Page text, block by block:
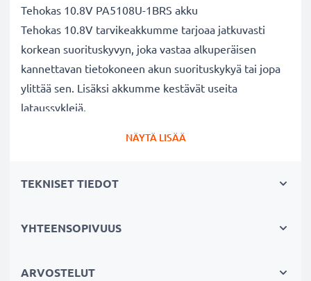
Tehokas 10.8V PA5108U-1BRS akku
Tehokas 10.8V tarvikeakkumme tarjoaa jatkuvasti
korkean suorituskyvyn, joka vastaa alkuperäisen
kannettavan tietokoneen akun suorituskykyä tai jopa
ylittää sen. Lisäksi akkumme kestävät useita
lataussyklejä.
kokonaan korkeimmat EU-standardit ja enemmänkin -
Kestävä valinta
NÄYTÄ LISÄÄ
TEKNISET TIEDOT
YHTEENSOPIVUUS
ARVOSTELUT